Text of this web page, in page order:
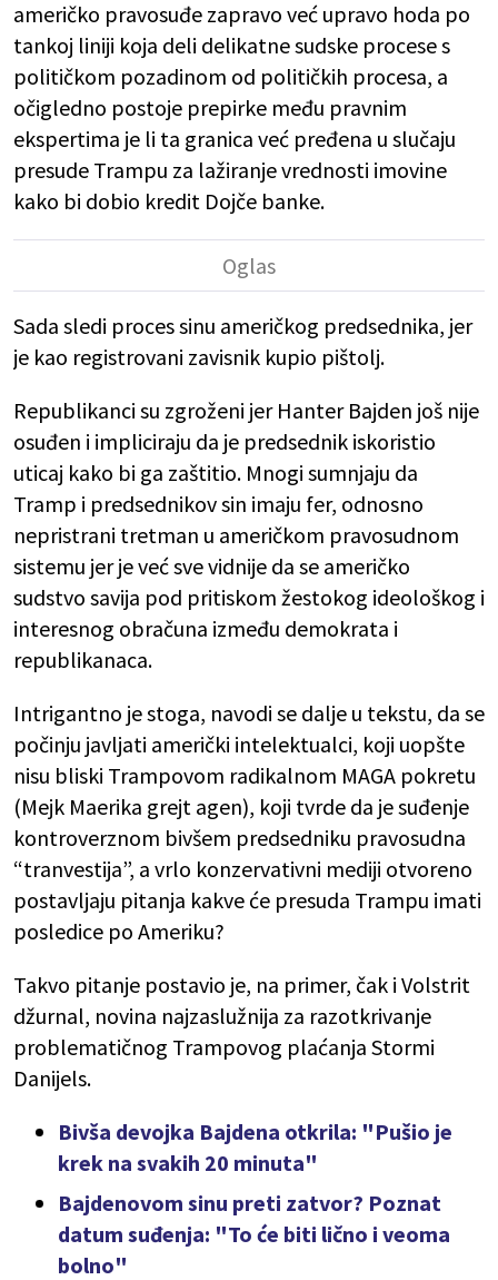
američko pravosuđe zapravo već upravo hoda po
tankoj liniji koja deli delikatne sudske procese s
političkom pozadinom od političkih procesa, a
očigledno postoje prepirke među pravnim
ekspertima je li ta granica već pređena u slučaju
presude Trampu za lažiranje vrednosti imovine
kako bi dobio kredit Dojče banke.
Sada sledi proces sinu američkog predsednika, jer
je kao registrovani zavisnik kupio pištolj.
Republikanci su zgroženi jer Hanter Bajden još nije
osuđen i impliciraju da je predsednik iskoristio
uticaj kako bi ga zaštitio. Mnogi sumnjaju da
Tramp i predsednikov sin imaju fer, odnosno
nepristrani tretman u američkom pravosudnom
sistemu jer je već sve vidnije da se američko
sudstvo savija pod pritiskom žestokog ideološkog i
interesnog obračuna između demokrata i
republikanaca.
Intrigantno je stoga, navodi se dalje u tekstu, da se
počinju javljati američki intelektualci, koji uopšte
nisu bliski Trampovom radikalnom MAGA pokretu
(Mejk Maerika grejt agen), koji tvrde da je suđenje
kontroverznom bivšem predsedniku pravosudna
“tranvestija”, a vrlo konzervativni mediji otvoreno
postavljaju pitanja kakve će presuda Trampu imati
posledice po Ameriku?
Takvo pitanje postavio je, na primer, čak i Volstrit
džurnal, novina najzaslužnija za razotkrivanje
problematičnog Trampovog plaćanja Stormi
Danijels.
Bivša devojka Bajdena otkrila: "Pušio je
krek na svakih 20 minuta"
Bajdenovom sinu preti zatvor? Poznat
datum suđenja: "To će biti lično i veoma
bolno"